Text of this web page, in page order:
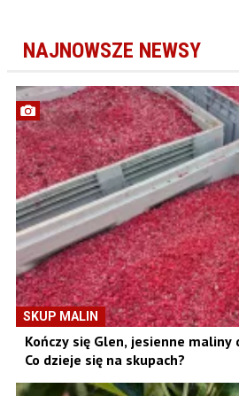
NAJNOWSZE NEWSY
SKUP MALIN
Kończy się Glen, jesienne
Co dzieje się na skupach?